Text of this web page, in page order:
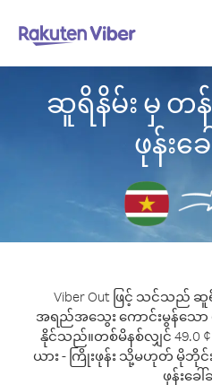
ဆူရိနိမ်း မှ တ
ဖုန်းခ
Viber Out ဖြင့် သင်သည် ဆူ
အရည်အသွေး ကောင်းမွန်သော
နိုင်သည်။တစ်မိနစ်လျှင် 49.0
ယား - ကြိုးဖုန်း သို့မဟုတ် မိုဘို
ဖုန်းခေါ်